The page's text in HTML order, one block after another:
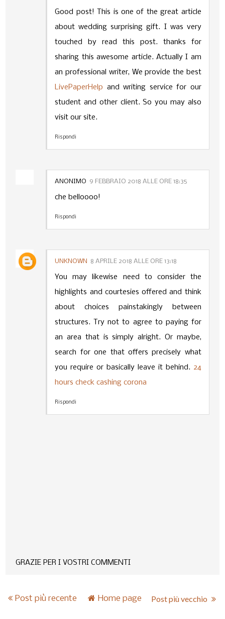
Good post! This is one of the great article
about wedding surprising gift. I was very
touched by read this post. thanks for
sharing this awesome article. Actually I am
an professional writer, We provide the best
LivePaperHelp and writing service for our
student and other client. So you may also
visit our site.
Rispondi
ANONIMO 9 FEBBRAIO 2018 ALLE ORE 18:35
che belloooo!
Rispondi
UNKNOWN 8 APRILE 2018 ALLE ORE 13:18
You may likewise need to consider the
highlights and courtesies offered and think
about choices painstakingly between
structures. Try not to agree to paying for
an area that is simply alright. Or maybe,
search for one that offers precisely what
you require or basically leave it behind. 24
hours check cashing corona
Rispondi
GRAZIE PER I VOSTRI COMMENTI
Post più recente Post più vecchio
Home page